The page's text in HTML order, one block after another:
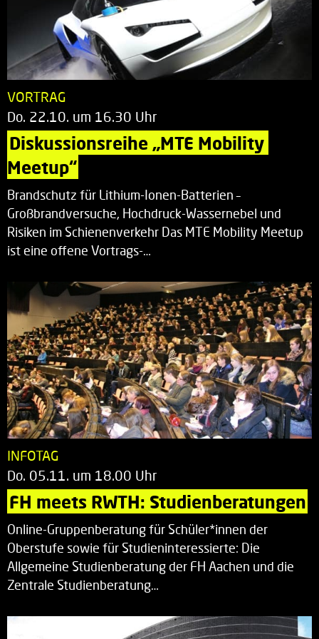
VORTRAG
Do. 22.10. um 16.30 Uhr
Diskussionsreihe „MTE Mobility
Meetup“
Brandschutz für Lithium-Ionen-Batterien –
Großbrandversuche, Hochdruck-Wassernebel und
Risiken im Schienenverkehr Das MTE Mobility Meetup
ist eine offene Vortrags-…
INFOTAG
Do. 05.11. um 18.00 Uhr
FH meets RWTH: Studienberatungen
Online-Gruppenberatung für Schüler*innen der
Oberstufe sowie für Studieninteressierte: Die
Allgemeine Studienberatung der FH Aachen und die
Zentrale Studienberatung…